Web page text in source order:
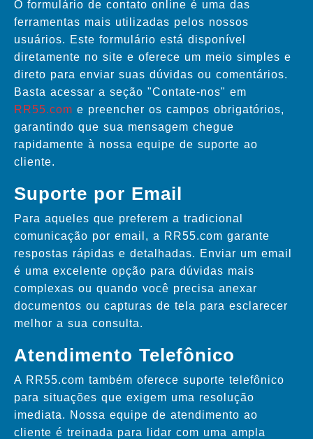
O formulário de contato online é uma das
ferramentas mais utilizadas pelos nossos
usuários. Este formulário está disponível
diretamente no site e oferece um meio simples e
direto para enviar suas dúvidas ou comentários.
Basta acessar a seção "Contate-nos" em
RR55.com e preencher os campos obrigatórios,
garantindo que sua mensagem chegue
rapidamente à nossa equipe de suporte ao
cliente.
Suporte por Email
Para aqueles que preferem a tradicional
comunicação por email, a RR55.com garante
respostas rápidas e detalhadas. Enviar um email
é uma excelente opção para dúvidas mais
complexas ou quando você precisa anexar
documentos ou capturas de tela para esclarecer
melhor a sua consulta.
Atendimento Telefônico
A RR55.com também oferece suporte telefônico
para situações que exigem uma resolução
imediata. Nossa equipe de atendimento ao
cliente é treinada para lidar com uma ampla